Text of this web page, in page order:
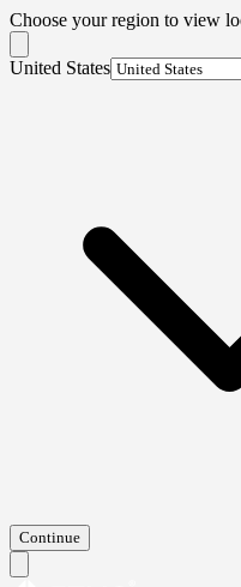
Choose your region to view
United States
Continue